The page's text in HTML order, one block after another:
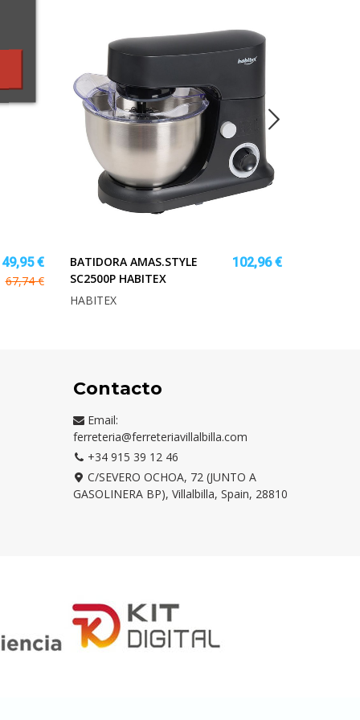
49,95 €
67,74 €
BATIDORA AMAS.STYLE
SC2500P HABITEX
102,96 €
HABITEX
Contacto
Email:
ferreteria@ferreteriavillalbilla.com
+34 915 39 12 46
C/SEVERO OCHOA, 72 (JUNTO A
GASOLINERA BP), Villalbilla, Spain, 28810